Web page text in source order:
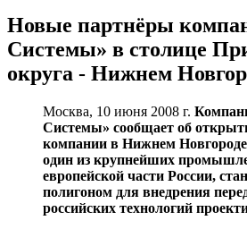
Новые партнёры
Системы» в столице
округа - Нижнем
Москва, 10 июня 2008 г.
Системы» сообщает об
компании в Нижнем
один из крупнейших
европейской части России,
полигоном для внедрения
российских технологий